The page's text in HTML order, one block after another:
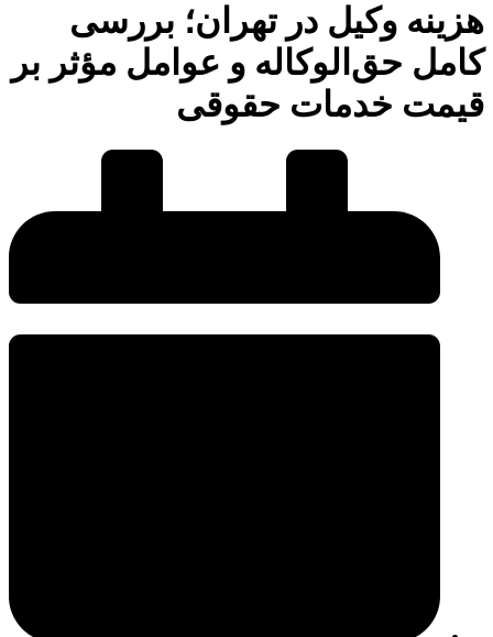
هزینه وکیل در تهران؛ بررسی
کامل حق‌الوکاله و عوامل مؤثر بر
قیمت خدمات حقوقی